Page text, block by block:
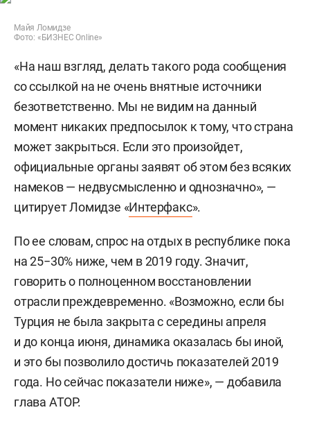
Майя Ломидзе
Фото: «БИЗНЕС Online»
«На наш взгляд, делать такого рода сообщения
со ссылкой на не очень внятные источники
безответственно. Мы не видим на данный
момент никаких предпосылок к тому, что страна
может закрыться. Если это произойдет,
официальные органы заявят об этом без всяких
намеков — недвусмысленно и однозначно», —
цитирует Ломидзе «Интерфакс».
По ее словам, спрос на отдых в республике пока
на 25−30% ниже, чем в 2019 году. Значит,
говорить о полноценном восстановлении
отрасли преждевременно. «Возможно, если бы
Турция не была закрыта с середины апреля
и до конца июня, динамика оказалась бы иной,
и это бы позволило достичь показателей 2019
года. Но сейчас показатели ниже», — добавила
глава АТОР.